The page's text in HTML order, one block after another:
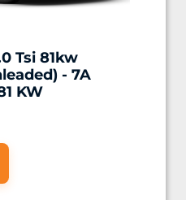
Tsi 81kw
- 7A
KW